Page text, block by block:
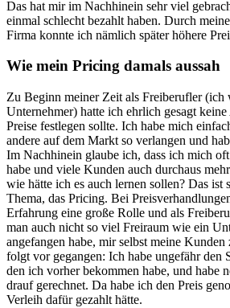
Das hat mir im Nachhinein sehr viel
einmal schlecht bezahlt haben. Durch
Firma konnte ich nämlich später höhere
Wie mein Pricing damals aussah
Zu Beginn meiner Zeit als Freiberufler (ich
Unternehmer) hatte ich ehrlich gesagt
Preise festlegen sollte. Ich habe mich
andere auf dem Markt so verlangen und
Im Nachhinein glaube ich, dass ich mich
habe und viele Kunden auch durchaus
wie hätte ich es auch lernen sollen? Das ist
Thema, das Pricing. Bei
Erfahrung eine große Rolle und als
man auch nicht so viel Freiraum wie ein
angefangen habe, mir selbst meine
folgt vor gegangen: Ich habe ungefähr den
den ich vorher bekommen habe, und habe
drauf gerechnet. Da habe ich den Preis
Verleih dafür gezahlt hätte.